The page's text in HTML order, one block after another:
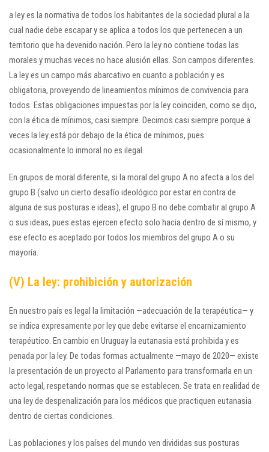
a ley es la normativa de todos los habitantes de la sociedad plural a la
cual nadie debe escapar y se aplica a todos los que pertenecen a un
territorio que ha devenido nación. Pero la ley no contiene todas las
morales y muchas veces no hace alusión ellas. Son campos diferentes.
La ley es un campo más abarcativo en cuanto a población y es
obligatoria, proveyendo de lineamientos mínimos de convivencia para
todos. Estas obligaciones impuestas por la ley coinciden, como se dijo,
con la ética de mínimos, casi siempre. Decimos casi siempre porque a
veces la ley está por debajo de la ética de mínimos, pues
ocasionalmente lo inmoral no es ilegal.
En grupos de moral diferente, si la moral del grupo A no afecta a los del
grupo B (salvo un cierto desafío ideológico por estar en contra de
alguna de sus posturas e ideas), el grupo B no debe combatir al grupo A
o sus ideas, pues estas ejercen efecto solo hacia dentro de sí mismo, y
ese efecto es aceptado por todos los miembros del grupo A o su
mayoría.
(V) La ley: prohibición y autorización
En nuestro país es legal la limitación —adecuación de la terapéutica— y
se indica expresamente por ley que debe evitarse el encarnizamiento
terapéutico. En cambio en Uruguay la eutanasia está prohibida y es
penada por la ley. De todas formas actualmente —mayo de 2020— existe
la presentación de un proyecto al Parlamento para transformarla en un
acto legal, respetando normas que se establecen. Se trata en realidad de
una ley de despenalización para los médicos que practiquen eutanasia
dentro de ciertas condiciones.
Las poblaciones y los países del mundo ven divididas sus posturas